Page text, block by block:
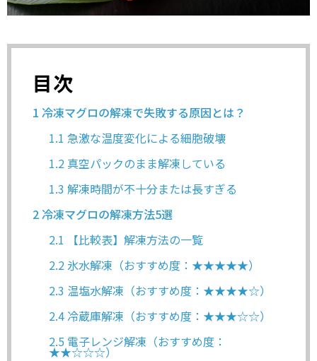
目次
1 冷凍マグロの解凍で失敗する原因とは？
1.1 急激な温度変化による細胞破壊
1.2 真空パックのまま解凍している
1.3 解凍時間が不十分または長すぎる
2冷凍マグロの解凍方法5選
2.1 【比較表】解凍方法の一覧
2.2 氷水解凍（おすすめ度：★★★★★）
2.3 温塩水解凍（おすすめ度：★★★★☆）
2.4冷蔵庫解凍（おすすめ度：★★★☆☆）
2.5 電子レンジ解凍（おすすめ度：
★★☆☆☆）